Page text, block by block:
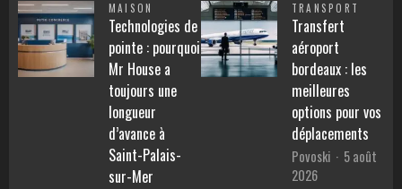
MAISON
Technologies de
pointe : pourquoi
Mr House a
toujours une
longueur
d’avance à
Saint-Palais-
sur-Mer
TRANSPORT
Transfert
aéroport
bordeaux : les
meilleures
options pour vos
déplacements
Povoski
5 août
2026